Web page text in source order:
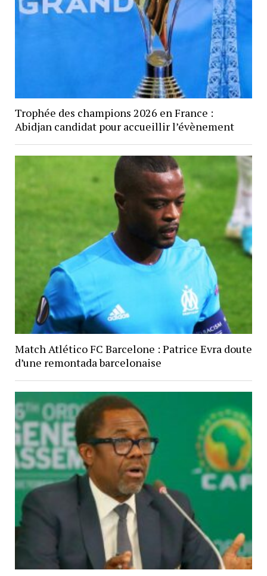
Trophée des champions 2026 en France :
Abidjan candidat pour accueillir l’évènement
Match Atlético FC Barcelone : Patrice Evra doute
d’une remontada barcelonaise